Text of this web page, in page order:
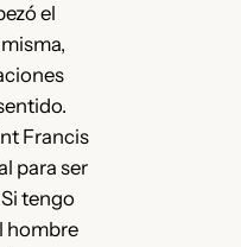
el
Francis
para ser
tengo
hombre